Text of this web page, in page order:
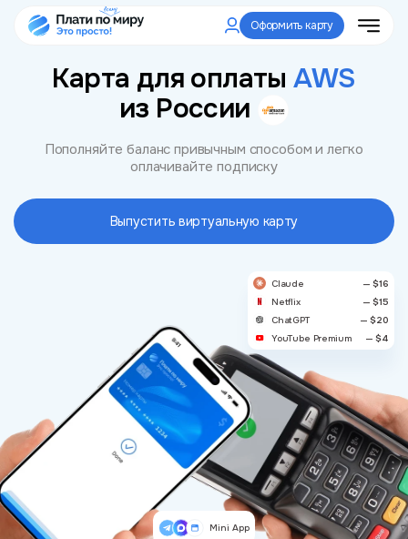
Оформить карту
Карта для оплатыAWS
из России
Пополняйте баланс привычным способом и легко
оплачивайте подписку
Выпустить виртуальную карту
Claude
— $16
Netflix
— $15
ChatGPT
— $20
YouTube Premium
— $4
Mini App